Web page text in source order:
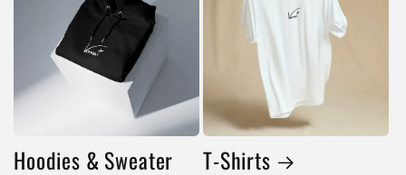
Hoodies & Sweater T-Shirts